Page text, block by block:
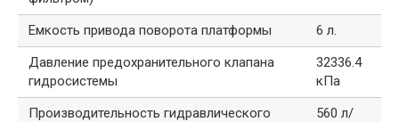
Емкость привода поворота платформы
6 л.
Давление предохранительного клапана
гидросистемы
32336.4
кПа
Производительность гидравлического
560 л/